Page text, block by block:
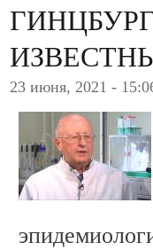
23 июня, 2021 -